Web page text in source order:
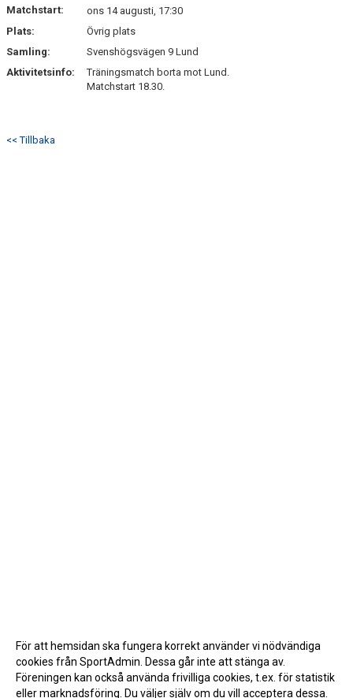
Matchstart:
ons 14 augusti, 17:30
Plats:
Övrig plats
Samling:
Svenshögsvägen 9 Lund
Aktivitetsinfo:
Träningsmatch borta mot Lund.
Matchstart 18.30.
<< Tillbaka
För att hemsidan ska fungera korrekt använder vi nödvändiga
cookies från SportAdmin. Dessa går inte att stänga av.
Föreningen kan också använda frivilliga cookies, t.ex. för statistik
eller marknadsföring. Du väljer själv om du vill acceptera dessa.